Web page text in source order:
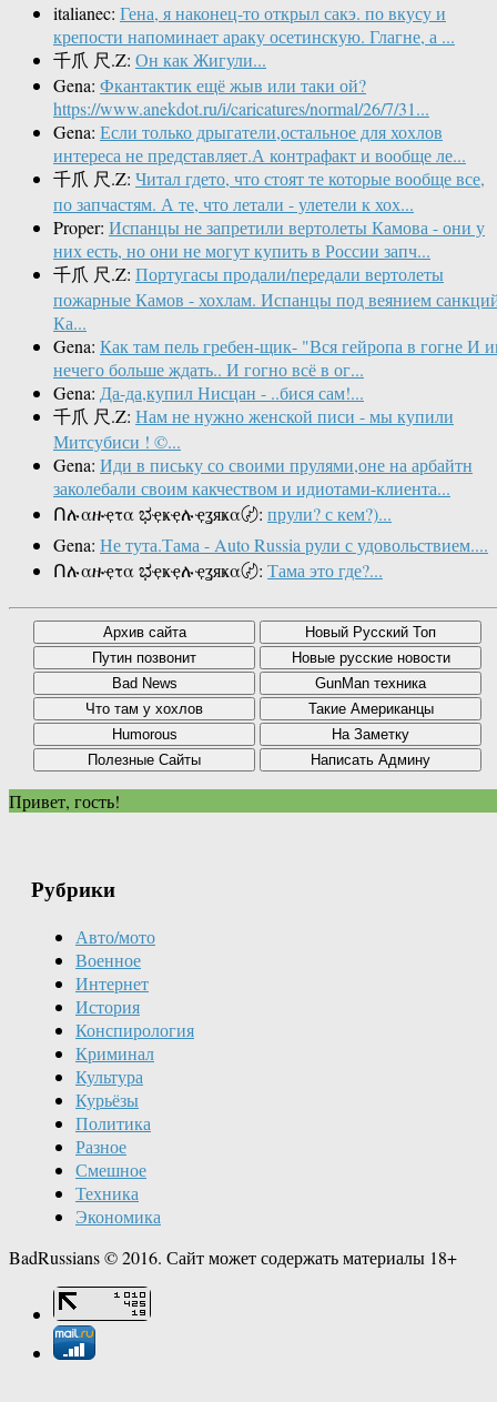
italianec: Гена, я наконец-то открыл сакэ. по вкусу и
крепости напоминает араку осетинскую. Глагне, а ...
千爪 尺.Z: Он как Жигули...
Gena: Фкантактик ещё жыв или таки ой?
https://www.anekdot.ru/i/caricatures/normal/26/7/31...
Gena: Если только дрыгатели,остальное для хохлов
интереса не представляет.А контрафакт и вообще ле...
千爪 尺.Z: Читал гдето, что стоят те которые вообще все,
по запчастям. А те, что летали - улетели к хох...
Proper: Испанцы не запретили вертолеты Камова - они у
них есть, но они не могут купить в России запч...
千爪 尺.Z: Португасы продали/передали вертолеты
пожарные Камов - хохлам. Испанцы под веянием
Ка...
Gena: Как там пель гребен-щик- "Вся гейропа в гогне И
нечего больше ждать.. И гогно всё в ог...
Gena: Да-да,купил Нисцан - ..бися сам!...
千爪 尺.Z: Нам не нужно женской писи - мы купили
Митсубиси ! ©...
Gena: Иди в письку со своими прулями,оне на арбайтн
заколебали своим какчеством и идиотами-клиента...
Ոሉαዙҿτα ಭҿҝҿሉҿʓяҝα〄: прули? с кем?)...
Gena: Не тута.Тама - Auto Russia рули с удовольствием....
Ոሉαዙҿτα ಭҿҝҿሉҿʓяҝα〄: Тама это где?...
Привет, гость!
Рубрики
Авто/мото
Военное
Интернет
История
Конспирология
Криминал
Культура
Курьёзы
Политика
Разное
Смешное
Техника
Экономика
BadRussians © 2016. Сайт может содержать материалы 18+